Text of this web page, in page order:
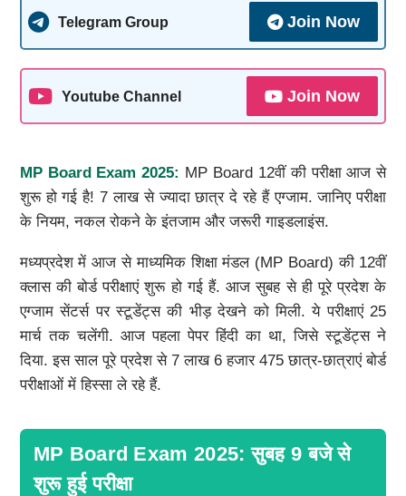
Telegram Group Join Now
Youtube Channel Join Now
MP Board Exam 2025: MP Board 12वीं की परीक्षा आज से
शुरू हो गई है! 7 लाख से ज्यादा छात्र दे रहे हैं एग्जाम. जानिए परीक्षा
के नियम, नकल रोकने के इंतजाम और जरूरी गाइडलाइंस.
मध्यप्रदेश में आज से माध्यमिक शिक्षा मंडल (MP Board) की 12वीं
क्लास की बोर्ड परीक्षाएं शुरू हो गई हैं. आज सुबह से ही पूरे प्रदेश के
एग्जाम सेंटर्स पर स्टूडेंट्स की भीड़ देखने को मिली. ये परीक्षाएं 25
मार्च तक चलेंगी. आज पहला पेपर हिंदी का था, जिसे स्टूडेंट्स ने
दिया. इस साल पूरे प्रदेश से 7 लाख 6 हजार 475 छात्र-छात्राएं बोर्ड
परीक्षाओं में हिस्सा ले रहे हैं.
MP Board Exam 2025: सुबह 9 बजे से
शुरू हुई परीक्षा